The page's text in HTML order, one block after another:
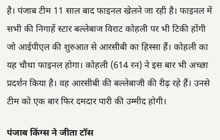
है। पंजाब टीम 11 साल बाद फाइनल खेलने जा रही है। फाइनल में
सभी की निगाहें स्टार बल्लेबाज विराट कोहली पर भी टिकी होंगी
जो आईपीएल की शुरुआत से आरसीबी का हिस्सा हैं। कोहली का
यह चौथा फाइनल होगा। कोहली (614 रन) ने इस बार भी अच्छा
प्रदर्शन किया है। वह आरसीबी की बल्लेबाजी की रीढ़ रहे हैं। उनसे
टीम को एक बार फिर दमदार पारी की उम्मीद होगी।
पंजाब किंग्स ने जीता टॉस